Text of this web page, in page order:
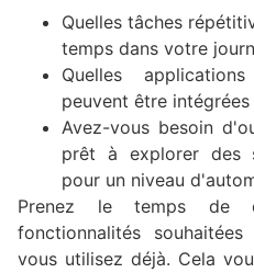
Quelles tâches
temps dans votre
Quelles
peuvent être intégrées
Avez-vous besoin
prêt à explorer des
pour un niveau
Prenez le temps de
fonctionnalités
vous utilisez déjà. Cela